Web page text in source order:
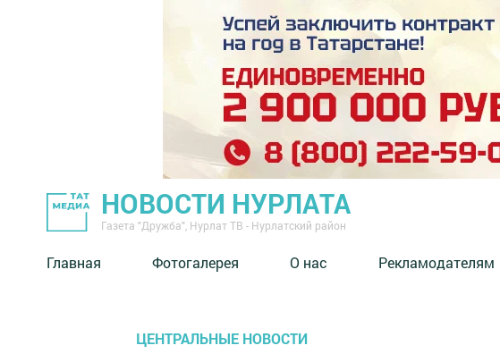
НОВОСТИ НУРЛАТА
Газета "Дружба", Нурлат ТВ - Нурлатский район
Главная Фотогалерея О нас Рекламодателям
ЦЕНТРАЛЬНЫЕ НОВОСТИ